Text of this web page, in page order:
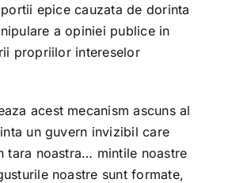
epice cauzata de dorinta
a opiniei publice in
propriilor intereselor
acest mecanism ascuns al
un guvern invizibil care
tara noastra… mintile noastre
noastre sunt formate,